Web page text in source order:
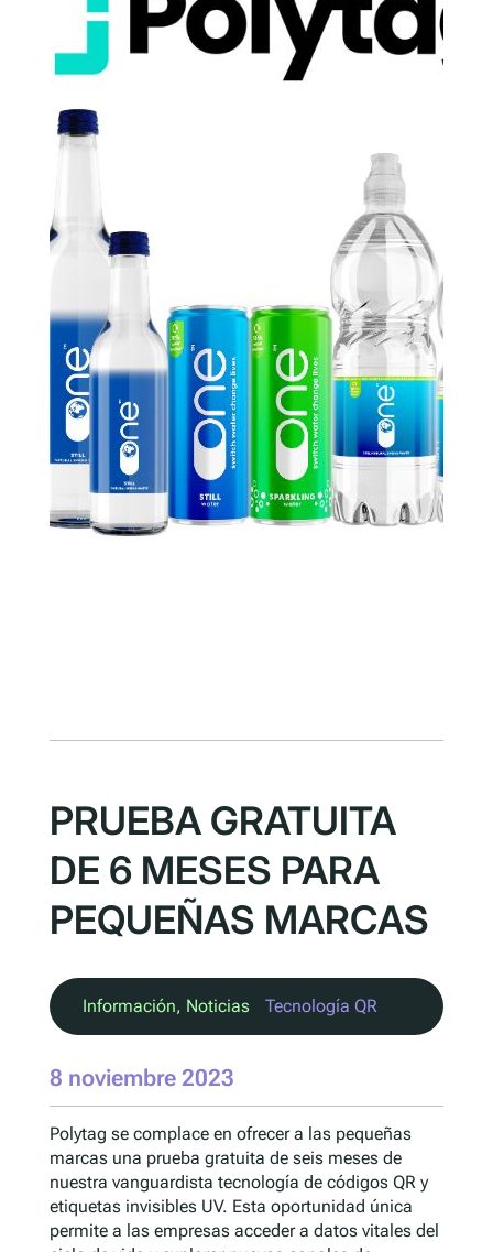
PRUEBA GRATUITA
DE 6 MESES PARA
PEQUEÑAS MARCAS
Información, Noticias Tecnología QR
8 noviembre 2023
Polytag se complace en ofrecer a las pequeñas
marcas una prueba gratuita de seis meses de
nuestra vanguardista tecnología de códigos QR y
etiquetas invisibles UV. Esta oportunidad única
permite a las empresas acceder a datos vitales del